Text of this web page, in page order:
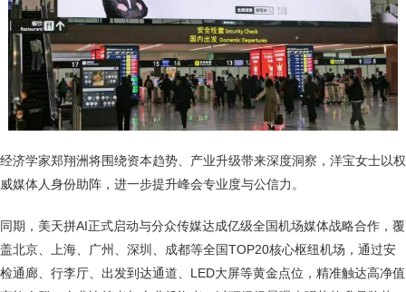
经济学家郑翔洲将围绕资本趋势、产业升级带来深度洞察，洋宝女士以权
威媒体人身份助阵，进一步提升峰会专业度与公信力。
同期，美天拼AI正式启动与分众传媒达成亿级全国机场媒体战略合作，覆
盖北京、上海、广州、深圳、成都等全国TOP20核心枢纽机场，通过安
检通廊、行李厅、出发到达通道、LED大屏等黄金点位，精准触达高净值